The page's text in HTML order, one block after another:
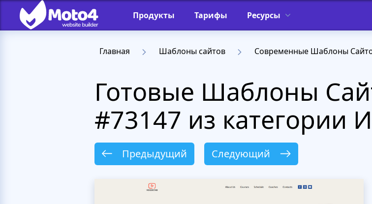
Продукты Тарифы Ресурсы
Главная Шаблоны сайтов Современные Шаблоны
Готовые Шаблоны
#73147 из категории
Предыдущий Следующий